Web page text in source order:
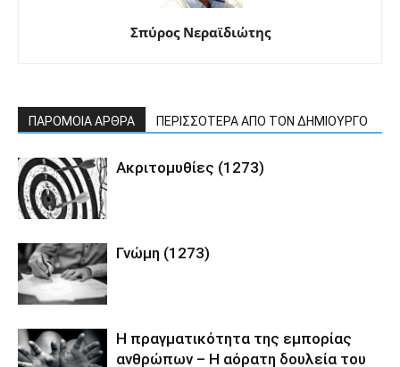
Σπύρος Νεραϊδιώτης
ΠΑΡΟΜΟΙΑ ΑΡΘΡΑ ΠΕΡΙΣΣΟΤΕΡΑ ΑΠΟ ΤΟΝ ΔΗΜΙΟΥΡΓΟ
Ακριτομυθίες (1273)
Γνώμη (1273)
Η πραγματικότητα της εμπορίας
ανθρώπων – Η αόρατη δουλεία του